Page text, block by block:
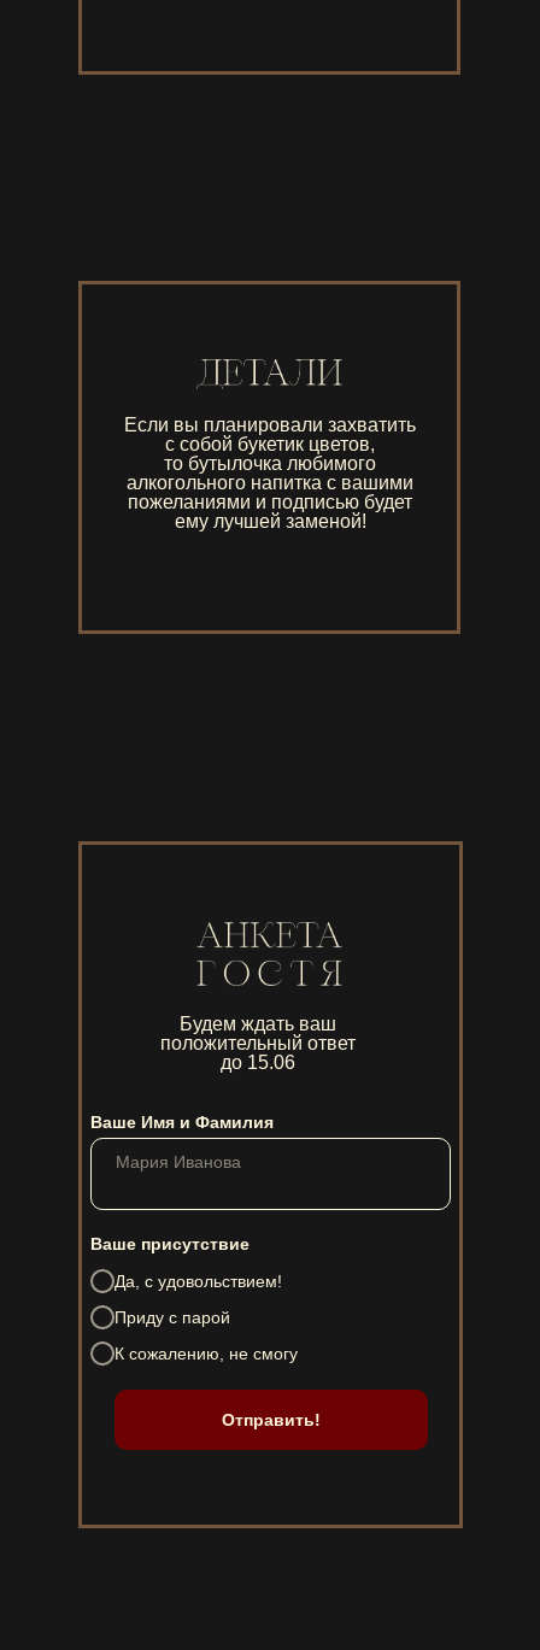
Будем ждать ваш
положительный ответ
до 15.06
Ваше Имя и Фамилия
Ваше присутствие
Да, с удовольствием!
Приду с парой
К сожалению, не смогу
Отправить!
Если вы планировали захватить
с собой букетик цветов,
то бутылочка любимого
алкогольного напитка с вашими
пожеланиями и подписью будет
ему лучшей заменой!